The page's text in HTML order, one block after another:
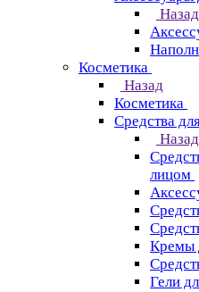
Назад
Косметика
Назад
Косметика
Средства
Назад
лицом
Кремы
Гели